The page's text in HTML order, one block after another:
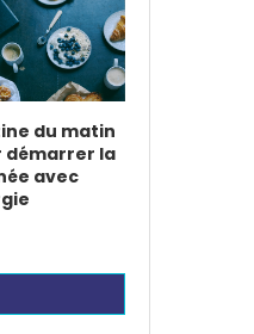
du matin
démarrer la
avec